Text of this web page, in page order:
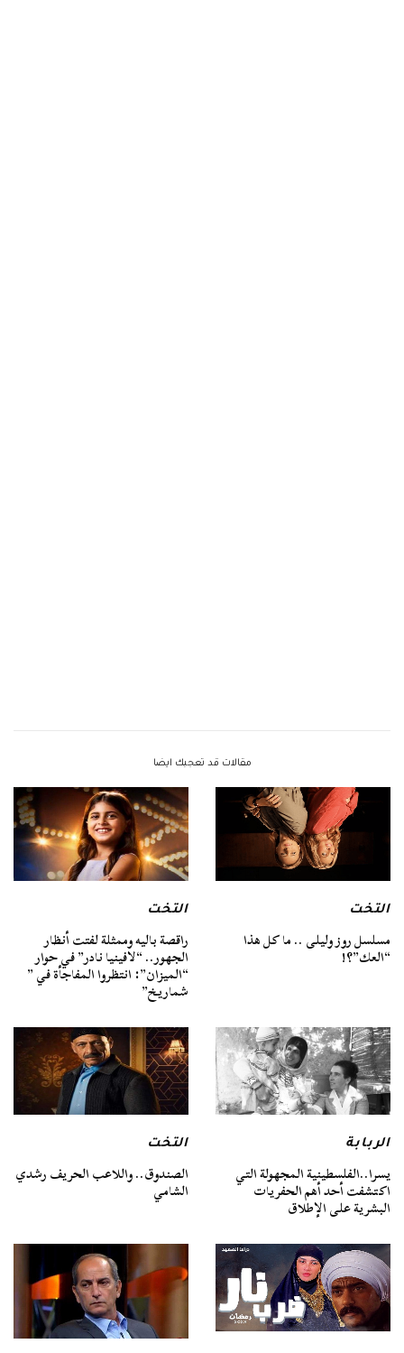
مقالات قد تعجبك ايضا
التخت
مسلسل روز وليلى .. ما كل هذا
“العك”؟!
التخت
راقصة باليه وممثلة لفتت أنظار
الجهور.. “لافينيا نادر” في حوار
“الميزان”: انتظروا المفاجأة في ”
شماريخ”
الربابة
يسرا..الفلسطينية المجهولة التي
اكتشفت أحد أهم الحفريات
البشرية على الإطلاق
التخت
الصندوق.. واللاعب الحريف رشدي
الشامي